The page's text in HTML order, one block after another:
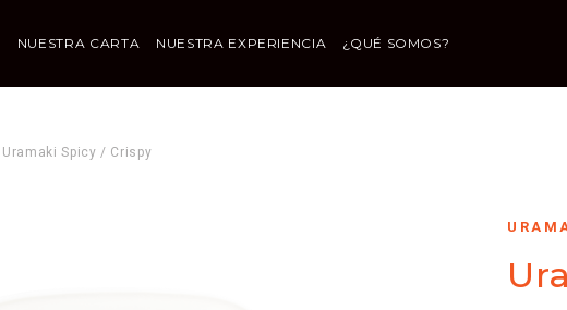
NUESTRA CARTA NUESTRA EXPERIENCIA ¿QUÉ SOMOS?
Uramaki Spicy / Crispy